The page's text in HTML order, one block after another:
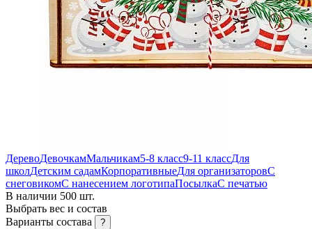
ДеревоДевочкамМальчикам5-8 класс9-11 классДля
школДетским садамКорпоративныеДля организаторовС
снеговикомС нанесением логотипаПосылкаС печатью
В наличии 500 шт.
Выбрать вес и состав
Варианты состава
?